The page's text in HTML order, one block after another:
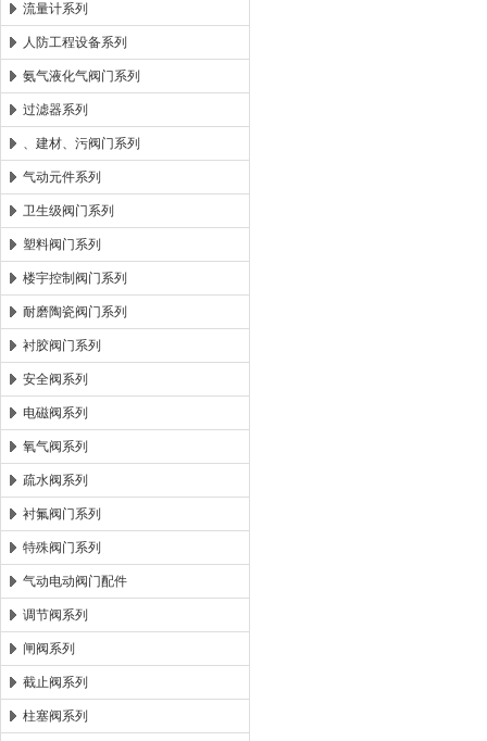
流量计系列
人防工程设备系列
氨气液化气阀门系列
过滤器系列
、建材、污阀门系列
气动元件系列
卫生级阀门系列
塑料阀门系列
楼宇控制阀门系列
耐磨陶瓷阀门系列
衬胶阀门系列
安全阀系列
电磁阀系列
氧气阀系列
疏水阀系列
衬氟阀门系列
特殊阀门系列
气动电动阀门配件
调节阀系列
闸阀系列
截止阀系列
柱塞阀系列